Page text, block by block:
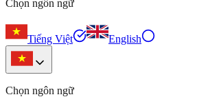
Chọn ngôn ngữ
Tiếng Việt English
Chọn ngôn ngữ